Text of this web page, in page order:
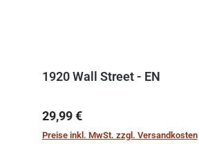
1920 Wall Street - EN
Regulärer Preis:
29,99 €
Preise inkl. MwSt. zzgl. Versandkosten